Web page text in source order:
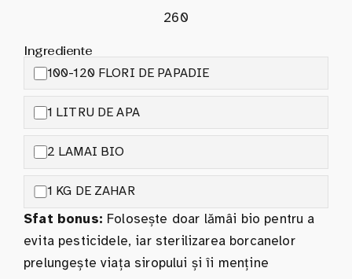
260
Ingrediente
100-120 FLORI DE PAPADIE
1 LITRU DE APA
2 LAMAI BIO
1 KG DE ZAHAR
Sfat bonus: Folosește doar lămâi bio pentru a
evita pesticidele, iar sterilizarea borcanelor
prelungește viața siropului și îi menține